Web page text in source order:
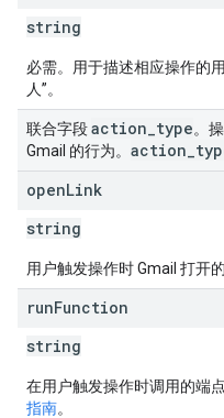
string
必需。用于描述相应操作的
人”。
联合字段action type。
Gmail 的行为。 action
openLink
string
用户触发操作时 Gmail 打开的
runFunction
string
在用户触发操作时调用的端
指南。